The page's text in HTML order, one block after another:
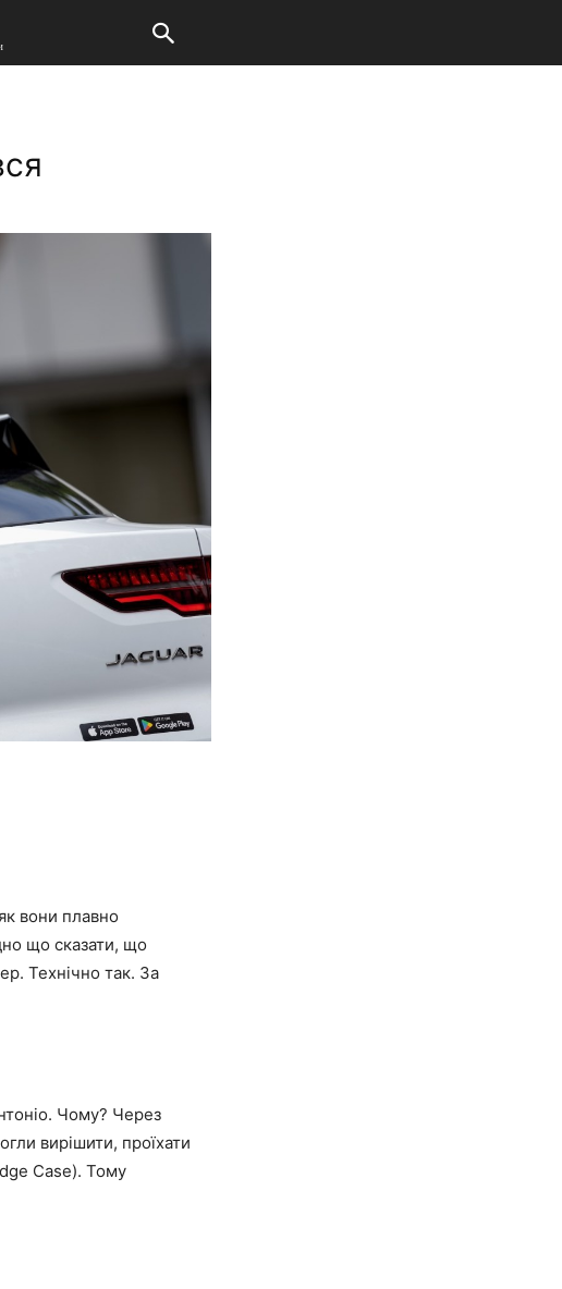
вони плавно
що сказати, що
Технічно так. За
Чому? Через
вирішити, проїхати
Case). Тому